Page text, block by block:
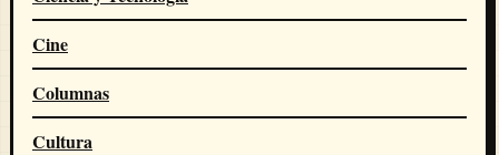
Cine
Columnas
Cultura